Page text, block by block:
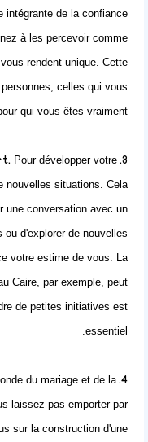
de la confiance
à les percevoir comme
rendent unique. Cette
celles qui vous
qui vous êtes vraiment.
3. Sortez de votre zone de confort.
Pour développer votre
situations. Cela
une conversation avec un
d'explorer de nouvelles
votre estime de vous. La
Caire, par exemple, peut
de petites initiatives est
essentiel.
4. Fixez des attentes réalistes.
du mariage et de la
laissez pas emporter par
sur la construction d'une